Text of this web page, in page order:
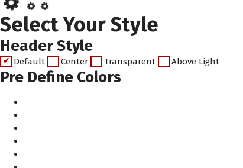
Select Your Style
Header Style
Default Center Transparent Above Light
Pre Define Colors